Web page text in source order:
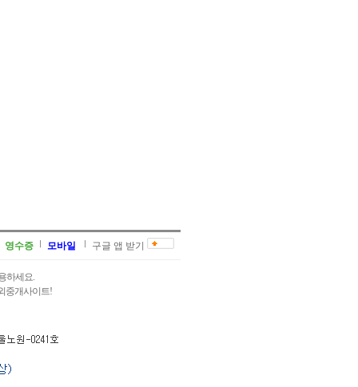
영수증 모바일 구글 앱 받기
하세요.
중개사이트!